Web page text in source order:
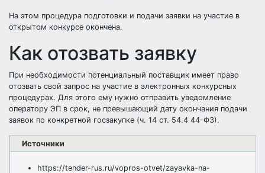
На этом процедура подготовки и подачи заявки на участие в
открытом конкурсе окончена.
Как отозвать заявку
При необходимости потенциальный поставщик имеет право
отозвать свой запрос на участие в электронных конкурсных
процедурах. Для этого ему нужно отправить уведомление
оператору ЭП в срок, не превышающий дату окончания подачи
заявок по конкретной госзакупке (ч. 14 ст. 54.4 44-ФЗ).
Источники
https://tender-rus.ru/vopros-otvet/zayavka-na-